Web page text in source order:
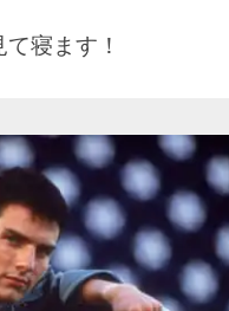
寝ます！